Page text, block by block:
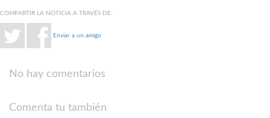
COMPARTIR LA NOTICIA A TRAVÉS DE:
Enviar a un amigo
No hay comentarios
Comenta tu también